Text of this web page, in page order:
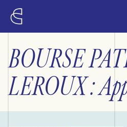
BOURSE
LEROUX :